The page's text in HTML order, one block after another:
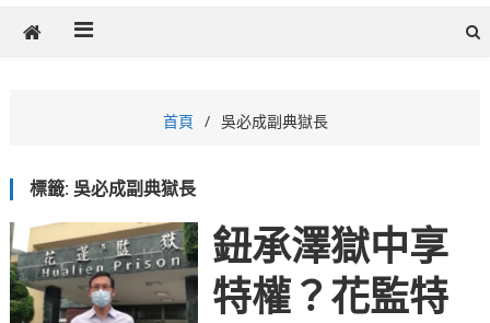
首頁 吳必成副典獄長
標籤: 吳必成副典獄長
鈕承澤獄中享
特權？花監特